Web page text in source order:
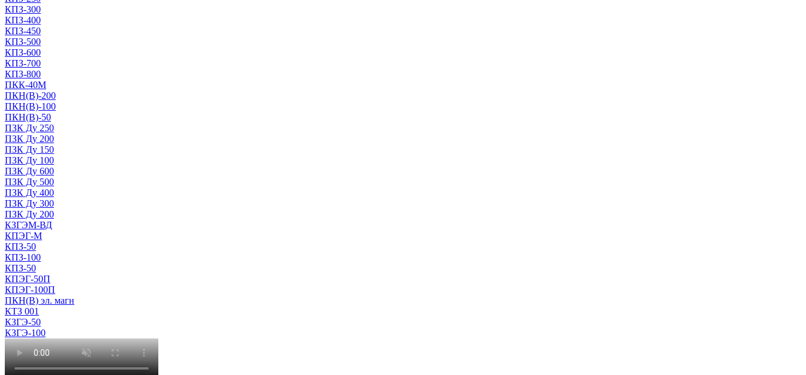
КПЗ-300
КПЗ-400
КПЗ-450
КПЗ-500
КПЗ-600
КПЗ-700
КПЗ-800
ПКК-40М
ПКН(В)-200
ПКН(В)-100
ПКН(В)-50
ПЗК Ду 250
ПЗК Ду 200
ПЗК Ду 150
ПЗК Ду 100
ПЗК Ду 600
ПЗК Ду 500
ПЗК Ду 400
ПЗК Ду 300
ПЗК Ду 200
КЗГЭМ-ВД
КПЭГ-М
КПЗ-50
КПЗ-100
КПЗ-50
КПЭГ-50П
КПЭГ-100П
ПКН(В) эл. магн
КТЗ 001
КЗГЭ-50
КЗГЭ-100